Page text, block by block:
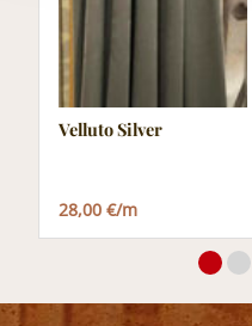
Velluto Silver
28,00 €/m